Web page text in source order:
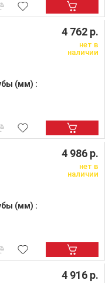
(мм) :
4 762 р.
нет в
наличии
(мм) :
4 986 р.
нет в
наличии
4 916 р.